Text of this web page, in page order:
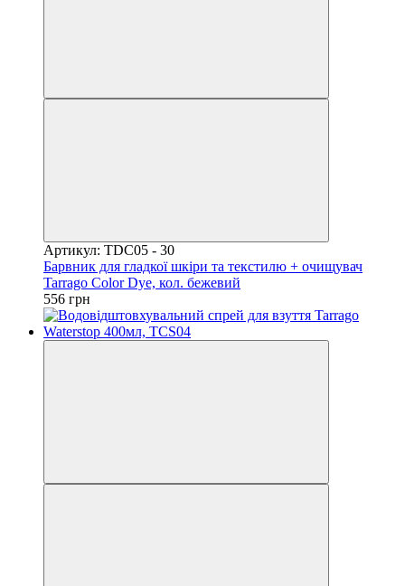
Артикул: TDC05 - 30
Барвник для гладкої шкіри та текстилю + очищувач
Tarrago Color Dye, кол. бежевий
556 грн